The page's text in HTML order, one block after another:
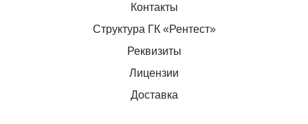
Контакты
Структура ГК «Рентест»
Реквизиты
Лицензии
Доставка